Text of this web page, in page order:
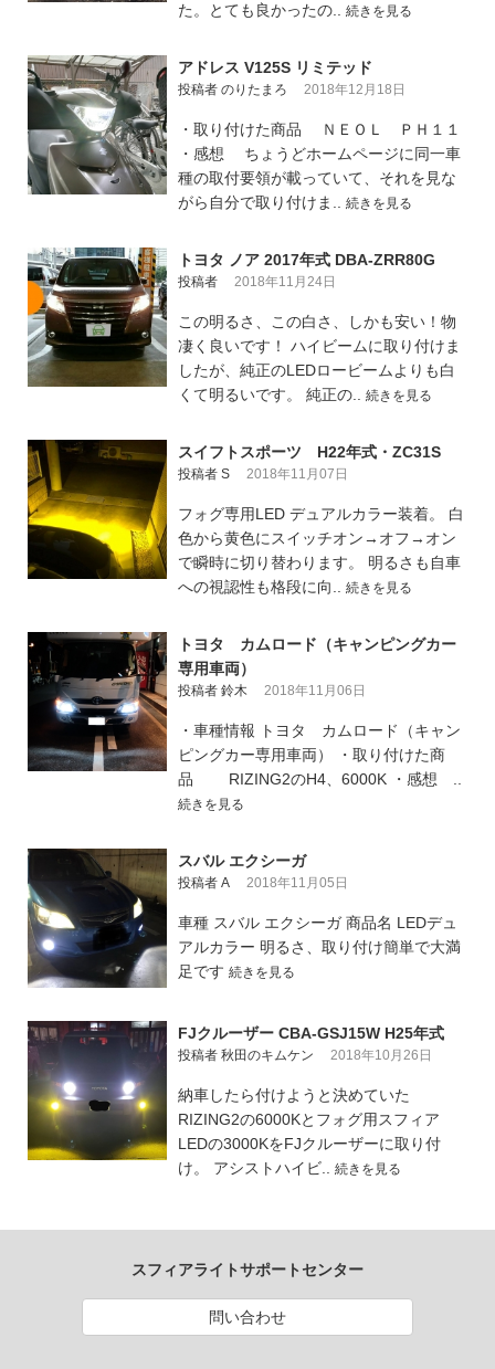
た。とても良かったの.. 続きを見る
アドレス V125S リミテッド
投稿者 のりたまろ 2018年12月18日
・取り付けた商品 ＮＥＯＬ ＰＨ１１
・感想 ちょうどホームページに同一車
種の取付要領が載っていて、それを見な
がら自分で取り付けま.. 続きを見る
トヨタ ノア 2017年式 DBA-ZRR80G
投稿者 2018年11月24日
この明るさ、この白さ、しかも安い！物
凄く良いです！ ハイビームに取り付けま
したが、純正のLEDロービームよりも白
くて明るいです。 純正の.. 続きを見る
スイフトスポーツ H22年式・ZC31S
投稿者 S 2018年11月07日
フォグ専用LED デュアルカラー装着。 白
色から黄色にスイッチオン→オフ→オン
で瞬時に切り替わります。 明るさも自車
への視認性も格段に向.. 続きを見る
トヨタ カムロード（キャンピングカー
専用車両）
投稿者 鈴木 2018年11月06日
・車種情報 トヨタ カムロード（キャン
ピングカー専用車両） ・取り付けた商
品 RIZING2のH4、6000K ・感想 ..
続きを見る
スバル エクシーガ
投稿者 A 2018年11月05日
車種 スバル エクシーガ 商品名 LEDデュ
アルカラー 明るさ、取り付け簡単で大満
足です 続きを見る
FJクルーザー CBA-GSJ15W H25年式
投稿者 秋田のキムケン 2018年10月26日
納車したら付けようと決めていた
RIZING2の6000Kとフォグ用スフィア
LEDの3000KをFJクルーザーに取り付
け。 アシストハイビ.. 続きを見る
スフィアライトサポートセンター
問い合わせ